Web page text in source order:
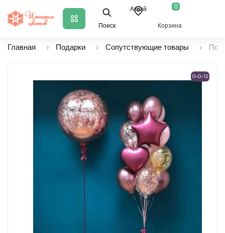
Поиск
Аксай 0
Корзина
Главная Подарки Сопутствующие товары
0-0-12